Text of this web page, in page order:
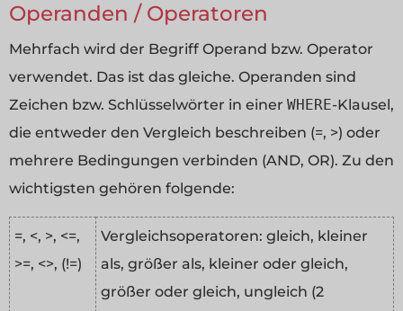
Operanden / Operatoren
Mehrfach wird der Begriff Operand bzw. Operator
verwendet. Das ist das gleiche. Operanden sind
Zeichen bzw. Schlüsselwörter in einer WHERE-Klausel,
die entweder den Vergleich beschreiben (=, >) oder
mehrere Bedingungen verbinden (AND, OR). Zu den
wichtigsten gehören folgende:
=, <, >, <=,
>=, <>, (!=)
Vergleichsoperatoren: gleich, kleiner
als, größer als, kleiner oder gleich,
größer oder gleich, ungleich (2